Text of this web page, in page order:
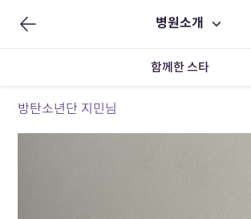
병원소개
함께한 스타
방탄소년단 지민님